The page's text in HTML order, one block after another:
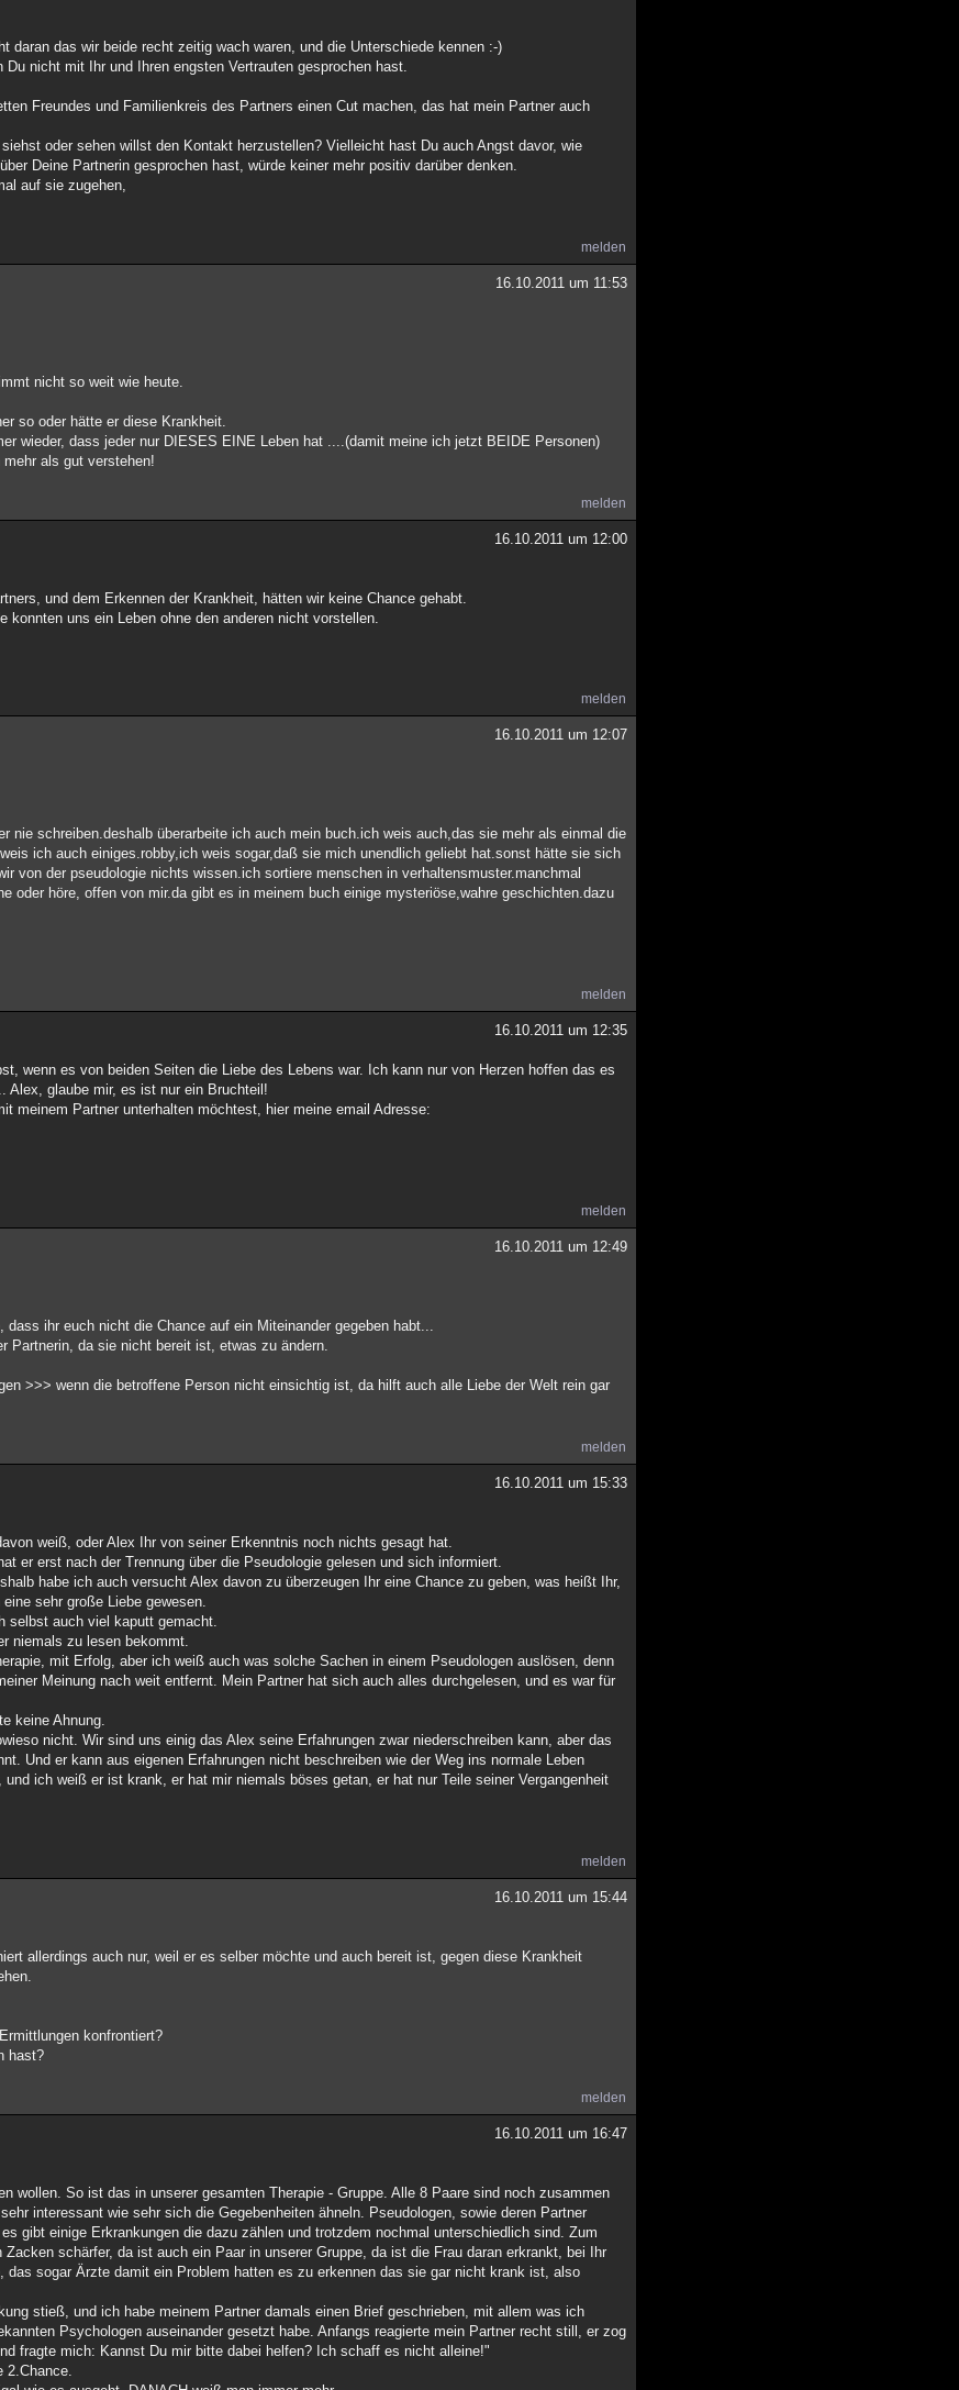
daran das wir beide recht zeitig wach waren, und die Unterschiede kennen :-)
nicht mit Ihr und Ihren engsten Vertrauten gesprochen hast.
Freundes und Familienkreis des Partners einen Cut machen, das hat mein Partner auch
oder sehen willst den Kontakt herzustellen? Vielleicht hast Du auch Angst davor, wie
Deine Partnerin gesprochen hast, würde keiner mehr positiv darüber denken.
auf sie zugehen,
melden
16.10.2011 um 11:53
nicht so weit wie heute.
so oder hätte er diese Krankheit.
wieder, dass jeder nur DIESES EINE Leben hat ....(damit meine ich jetzt BEIDE Personen)
als gut verstehen!
melden
16.10.2011 um 12:00
und dem Erkennen der Krankheit, hätten wir keine Chance gehabt.
konnten uns ein Leben ohne den anderen nicht vorstellen.
melden
16.10.2011 um 12:07
nie schreiben.deshalb überarbeite ich auch mein buch.ich weis auch,das sie mehr als einmal die
ich auch einiges.robby,ich weis sogar,daß sie mich unendlich geliebt hat.sonst hätte sie sich
von der pseudologie nichts wissen.ich sortiere menschen in verhaltensmuster.manchmal
oder höre, offen von mir.da gibt es in meinem buch einige mysteriöse,wahre geschichten.dazu
melden
16.10.2011 um 12:35
wenn es von beiden Seiten die Liebe des Lebens war. Ich kann nur von Herzen hoffen das es
Alex, glaube mir, es ist nur ein Bruchteil!
meinem Partner unterhalten möchtest, hier meine email Adresse:
melden
16.10.2011 um 12:49
ihr euch nicht die Chance auf ein Miteinander gegeben habt...
Partnerin, da sie nicht bereit ist, etwas zu ändern.
>>> wenn die betroffene Person nicht einsichtig ist, da hilft auch alle Liebe der Welt rein gar
melden
16.10.2011 um 15:33
weiß, oder Alex Ihr von seiner Erkenntnis noch nichts gesagt hat.
er erst nach der Trennung über die Pseudologie gelesen und sich informiert.
habe ich auch versucht Alex davon zu überzeugen Ihr eine Chance zu geben, was heißt Ihr,
sehr große Liebe gewesen.
selbst auch viel kaputt gemacht.
niemals zu lesen bekommt.
mit Erfolg, aber ich weiß auch was solche Sachen in einem Pseudologen auslösen, denn
Meinung nach weit entfernt. Mein Partner hat sich auch alles durchgelesen, und es war für
keine Ahnung.
nicht. Wir sind uns einig das Alex seine Erfahrungen zwar niederschreiben kann, aber das
Und er kann aus eigenen Erfahrungen nicht beschreiben wie der Weg ins normale Leben
ich weiß er ist krank, er hat mir niemals böses getan, er hat nur Teile seiner Vergangenheit
melden
16.10.2011 um 15:44
allerdings auch nur, weil er es selber möchte und auch bereit ist, gegen diese Krankheit
konfrontiert?
hast?
melden
16.10.2011 um 16:47
wollen. So ist das in unserer gesamten Therapie - Gruppe. Alle 8 Paare sind noch zusammen
interessant wie sehr sich die Gegebenheiten ähneln. Pseudologen, sowie deren Partner
gibt einige Erkrankungen die dazu zählen und trotzdem nochmal unterschiedlich sind. Zum
schärfer, da ist auch ein Paar in unserer Gruppe, da ist die Frau daran erkrankt, bei Ihr
sogar Ärzte damit ein Problem hatten es zu erkennen das sie gar nicht krank ist, also
stieß, und ich habe meinem Partner damals einen Brief geschrieben, mit allem was ich
Psychologen auseinander gesetzt habe. Anfangs reagierte mein Partner recht still, er zog
fragte mich: Kannst Du mir bitte dabei helfen? Ich schaff es nicht alleine!"
2.Chance.